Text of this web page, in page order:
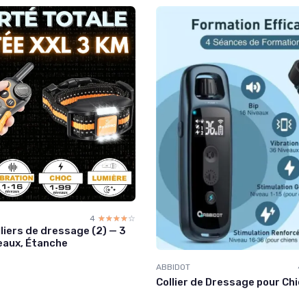
4 ☆☆☆☆☆
★★★★★
de dressage (2) — 3
Étanche
ABBIDOT
Collier de Dressage pour